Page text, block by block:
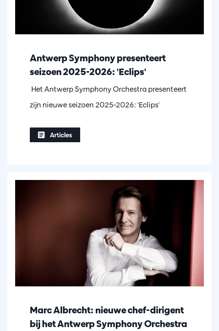
Antwerp Symphony presenteert
seizoen 2025-2026: 'Eclips'
Het Antwerp Symphony Orchestra presenteert
zijn nieuwe seizoen 2025-2026: 'Eclips'
Articles
Marc Albrecht: nieuwe chef-dirigent
bij het Antwerp Symphony Orchestra